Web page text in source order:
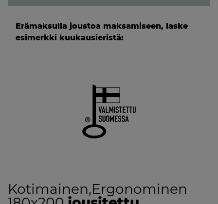
tumman
määrä
Erämaksulla joustoa maksamiseen, laske
esimerkki kuukausieristä:
Kotimainen,Ergonominen